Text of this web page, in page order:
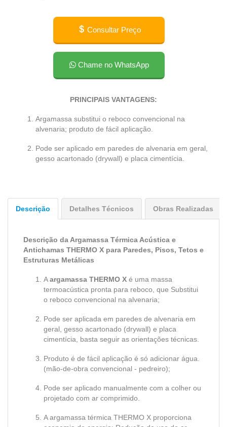
Consultar Preço
Chame no WhatsApp
PRINCIPAIS VANTAGENS:
Argamassa substitui o reboco convencional na
alvenaria; produto de fácil aplicação.
Pode ser aplicado em paredes de alvenaria em geral,
gesso acartonado (drywall) e placa cimentícia.
Descrição Detalhes Técnicos Obras Realizadas
Descrição da Argamassa Térmica Acústica e
Antichamas THERMO X para Paredes, Pisos, Tetos e
Estruturas Metálicas
Aargamassa THERMO X é uma massa
termoacústica pronta para reboco, que Substitui
o reboco convencional na alvenaria;
Pode ser aplicada em paredes de alvenaria em
geral, gesso acartonado (drywall) e placa
cimentícia, basta seguir as orientações técnicas.
Produto é de fácil aplicação é só adicionar água.
(mão-de-obra convencional - pedreiro);
Pode ser aplicado manualmente com a colher ou
projetado com ar comprimido.
A argamassa térmica THERMO X proporciona